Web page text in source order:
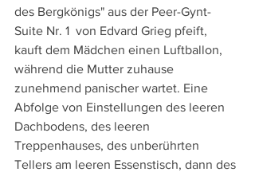
des Bergkönigs" aus der Peer-Gynt-
Suite Nr. 1  von Edvard Grieg pfeift,
kauft dem Mädchen einen Luftballon,
während die Mutter zuhause
zunehmend panischer wartet. Eine
Abfolge von Einstellungen des leeren
Dachbodens, des leeren
Treppenhauses, des unberührten
Tellers am leeren Essenstisch, dann des